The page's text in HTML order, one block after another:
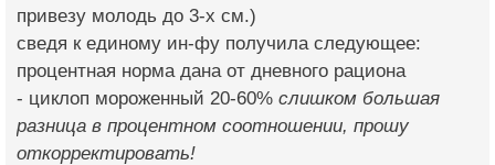
привезу молодь до 3-х см.)
сведя к единому ин-фу получила следующее:
процентная норма дана от дневного рациона
- циклоп мороженный 20-60% слишком большая
разница в процентном соотношении, прошу
откорректировать!